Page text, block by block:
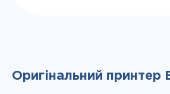
Оригінальний принтер